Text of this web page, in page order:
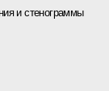
и стенограммы